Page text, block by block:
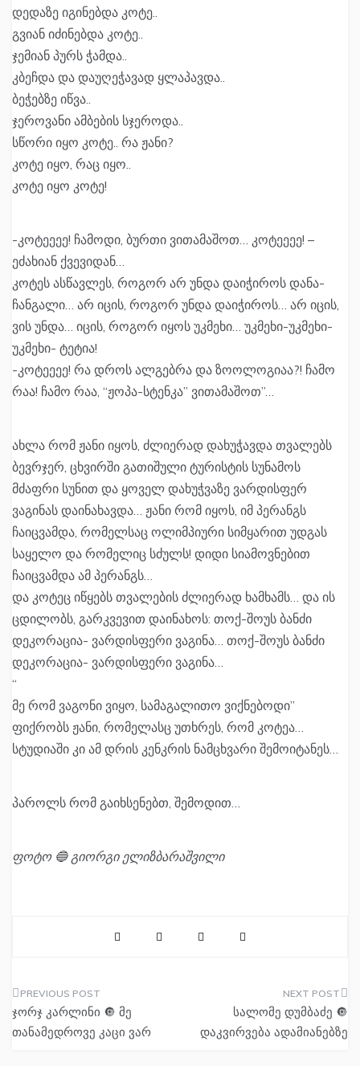
დედაზე იგინებდა კოტე..
გვიან იძინებდა კოტე..
ჯემიან პურს ჭამდა..
კბეჩდა და დაუღეჭავად ყლაპავდა..
ბეჭებზე იწვა..
ჯეროვანი ამბების სჯეროდა..
სწორი იყო კოტე.. რა ჟანი?
კოტე იყო, რაც იყო..
კოტე იყო კოტე!
-კოტეეეე! ჩამოდი, ბურთი ვითამაშოთ… კოტეეეე! –
ეძახიან ქვევიდან…
კოტეს ასწავლეს, როგორ არ უნდა დაიჭიროს დანა-
ჩანგალი… არ იცის, როგორ უნდა დაიჭიროს… არ იცის,
ვის უნდა… იცის, როგორ იყოს უკმეხი… უკმეხი-უკმეხი-
უკმეხი- ტეტია!
-კოტეეეე! რა დროს ალგებრა და ზოოლოგიაა?! ჩამო
რაა! ჩამო რაა, “ჟოპა-სტენკა” ვითამაშოთ”…
ახლა რომ ჟანი იყოს, ძლიერად დახუჭავდა თვალებს
ბევრჯერ, ცხვირში გათიშული ტურისტის სუნამოს
მძაფრი სუნით და ყოველ დახუჭვაზე ვარდისფერ
ვაგინას დაინახავდა… ჟანი რომ იყოს, იმ პერანგს
ჩაიცვამდა, რომელსაც ოლიმპიური სიმყარით უდგას
საყელო და რომელიც სძულს! დიდი სიამოვნებით
ჩაიცვამდა ამ პერანგს…
და კოტეც იწყებს თვალების ძლიერად ხამხამს… და ის
ცდილობს, გარკვევით დაინახოს: თოქ-შოუს ბანძი
დეკორაცია- ვარდისფერი ვაგინა… თოქ-შოუს ბანძი
დეკორაცია- ვარდისფერი ვაგინა…
“
მე რომ ვაგონი ვიყო, სამაგალითო ვიქნებოდი”
ფიქრობს ჟანი, რომელასც უთხრეს, რომ კოტეა…
სტუდიაში კი ამ დრის კენკრის ნამცხვარი შემოიტანეს…
პაროლს რომ გაიხსენებთ, შემოდით…
ფოტო 🔵 გიორგი ელიზბარაშვილი
პოსტის
ნავიგაცია
ჯორჯ კარლინი 🔘 მე
თანამედროვე კაცი ვარ
სალომე დუმბაძე 🔘
დაკვირვება ადამიანებზე